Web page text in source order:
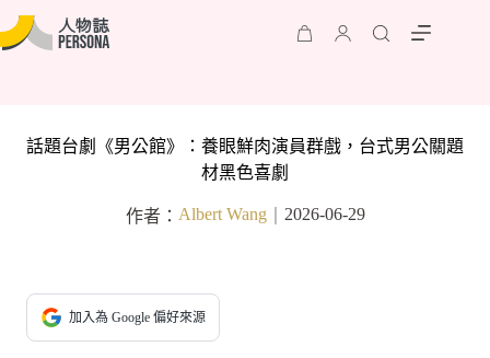
話題台劇《男公館》：養眼鮮肉演員群戲，台式男公關題
材黑色喜劇
作者： Albert Wang｜ 2026-06-29
加入為 Google 偏好來源